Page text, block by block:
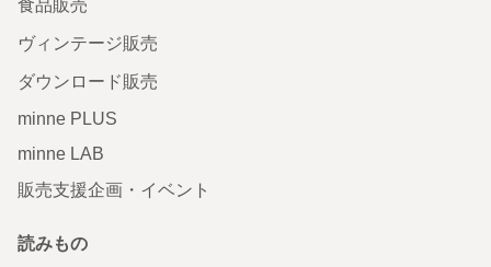
食品販売
ヴィンテージ販売
ダウンロード販売
minne PLUS
minne LAB
販売支援企画・イベント
読みもの